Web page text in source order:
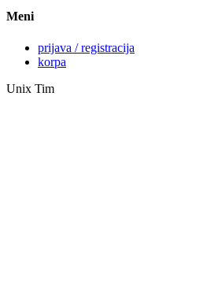
Meni
prijava / registracija
korpa
Unix Tim